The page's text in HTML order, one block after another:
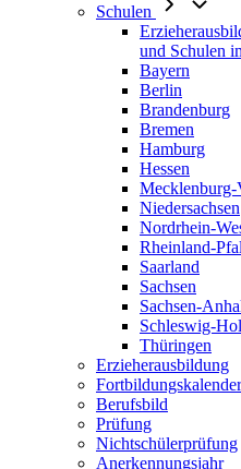
Schulen
und Schulen
Bayern
Berlin
Brandenburg
Bremen
Hamburg
Hessen
Mecklenburg-
Niedersachsen
Nordrhein-
Rheinland-
Saarland
Sachsen
Sachsen-
Schleswig-
Thüringen
Erzieherausbildung
Fortbildungskalender
Berufsbild
Prüfung
Nichtschülerprüfung
Anerkennungsjahr